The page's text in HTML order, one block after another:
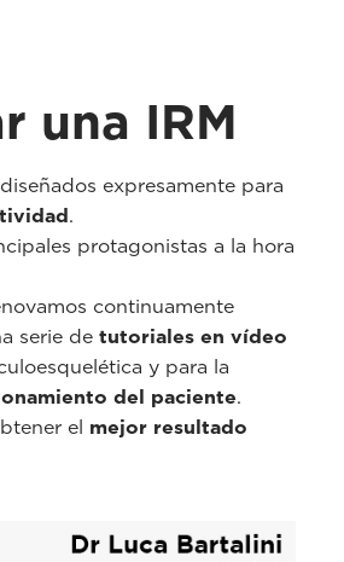
una IRM
diseñados expresamente para
.
protagonistas a la hora
continuamente
serie de tutoriales en vídeo
y para la
del paciente.
el mejor resultado